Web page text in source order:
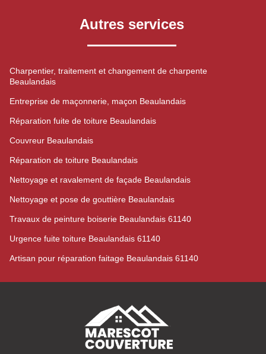
Autres services
Charpentier, traitement et changement de charpente
Beaulandais
Entreprise de maçonnerie, maçon Beaulandais
Réparation fuite de toiture Beaulandais
Couvreur Beaulandais
Réparation de toiture Beaulandais
Nettoyage et ravalement de façade Beaulandais
Nettoyage et pose de gouttière Beaulandais
Travaux de peinture boiserie Beaulandais 61140
Urgence fuite toiture Beaulandais 61140
Artisan pour réparation faitage Beaulandais 61140